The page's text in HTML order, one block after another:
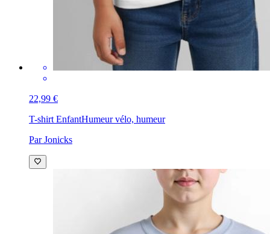
22,99 €
T-shirt EnfantHumeur vélo, humeur
Par Jonicks